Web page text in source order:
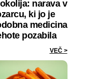
narava v
ki jo je
medicina
pozabila
VEČ >